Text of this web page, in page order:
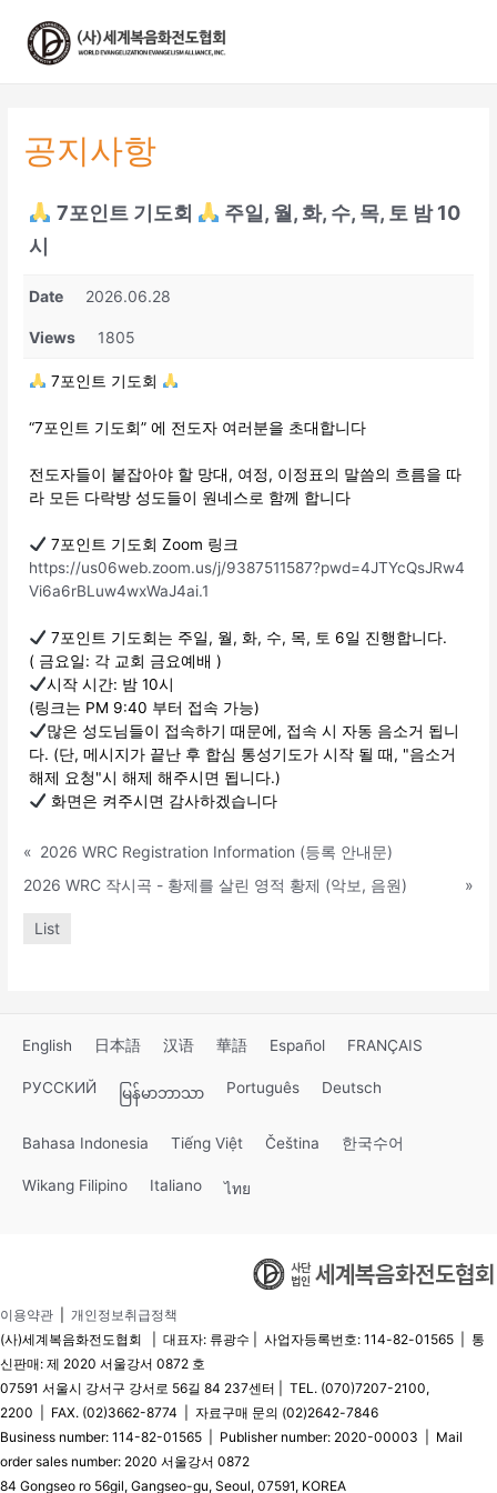
공지사항
7포인트 기도회
주일, 월, 화, 수, 목, 토 밤 10
시
Date 2026.06.28
Views 1805
7포인트 기도회
“7포인트 기도회” 에 전도자 여러분을 초대합니다
전도자들이 붙잡아야 할 망대, 여정, 이정표의 말씀의 흐름을 따
라 모든 다락방 성도들이 원네스로 함께 합니다
7포인트 기도회 Zoom 링크
https://us06web.zoom.us/j/9387511587?pwd=4JTYcQsJRw4
Vi6a6rBLuw4wxWaJ4ai.1
7포인트 기도회는 주일, 월, 화, 수, 목, 토 6일 진행합니다.
( 금요일: 각 교회 금요예배 )
시작 시간: 밤 10시
(링크는 PM 9:40 부터 접속 가능)
많은 성도님들이 접속하기 때문에, 접속 시 자동 음소거 됩니
다. (단, 메시지가 끝난 후 합심 통성기도가 시작 될 때, "음소거
해제 요청"시 해제 해주시면 됩니다.)
화면은 켜주시면 감사하겠습니다
« 2026 WRC Registration Information (등록 안내문)
2026 WRC 작시곡 - 황제를 살린 영적 황제 (악보, 음원)
»
List
English 日本語 汉语 華語 Español FRANÇAIS
РУССКИЙ မြန်မာဘာသာ Português Deutsch
Bahasa Indonesia Tiếng Việt Čeština 한국수어
Wikang Filipino Italiano ไทย
이용약관
개인정보취급정책
(사)세계복음화전도협회 | 대표자: 류광수 | 사업자등록번호: 114-82-01565 | 통
신판매: 제 2020 서울강서 0872 호
07591 서울시 강서구 강서로 56길 84 237센터 | TEL. (070)7207-2100,
2200 | FAX. (02)3662-8774 | 자료구매 문의 (02)2642-7846
Business number: 114-82-01565 | Publisher number: 2020-00003 | Mail
order sales number: 2020 서울강서 0872
84 Gongseo ro 56gil, Gangseo-gu, Seoul, 07591, KOREA